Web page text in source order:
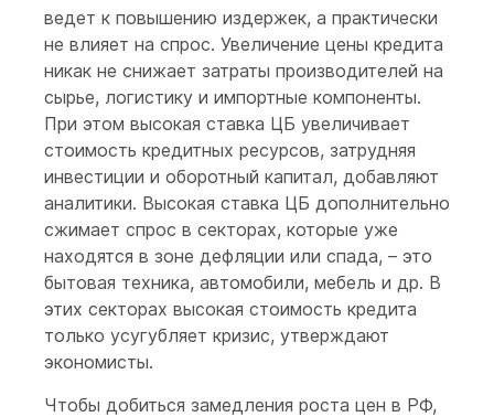
ведет к повышению издержек, а практически
не влияет на спрос. Увеличение цены кредита
никак не снижает затраты производителей на
сырье, логистику и импортные компоненты.
При этом высокая ставка ЦБ увеличивает
стоимость кредитных ресурсов, затрудняя
инвестиции и оборотный капитал, добавляют
аналитики. Высокая ставка ЦБ дополнительно
сжимает спрос в секторах, которые уже
находятся в зоне дефляции или спада, – это
бытовая техника, автомобили, мебель и др. В
этих секторах высокая стоимость кредита
только усугубляет кризис, утверждают
экономисты.
Чтобы добиться замедления роста цен в РФ,